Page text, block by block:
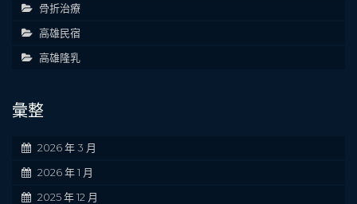
骨折治療
高雄民宿
高雄隆乳
彙整
2026 年 3 月
2026 年 1 月
2025 年 12 月